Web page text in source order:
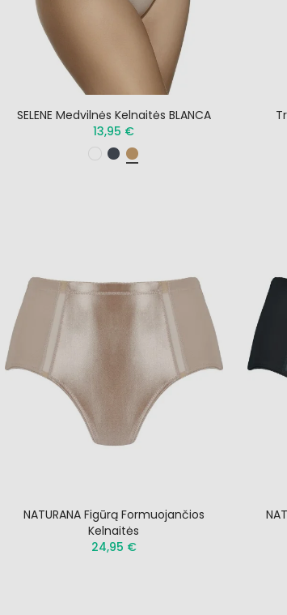
SELENE Medvilnės Kelnaitės BLANCA
13,95 €
NATURANA Figūrą Formuojančios
Kelnaitės
24,95 €